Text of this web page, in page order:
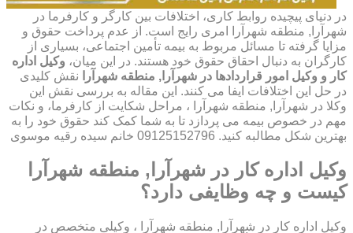
در دنیای پیچیده روابط کاری، اختلافات بین کارگر و کارفرما در
شهرآرا, منطقه شهرآرا امری رایج است. از عدم پرداخت حقوق و
مزایا گرفته تا مسائل مربوط به بیمه تأمین اجتماعی، بسیاری از
کارگران به دنبال احقاق حقوق خود هستند. در این میان، وکیل اداره
کار و وکیل امور قراردادها در شهرآرا, منطقه شهرآرا نقش کلیدی
در حل این اختلافات ایفا می کنند. این مقاله به بررسی نقش این
وکلا در شهرآرا, منطقه شهرآرا ، مراحل شکایت از کارفرما، و نکات
مهم در خصوص بیمه می پردازد تا به شما کمک کند حقوق خود را به
بهترین شکل مطالبه کنید. 09125152796 خانم سیده رقیه موسوی
وکیل اداره کار در شهرآرا, منطقه شهرآرا
کیست و چه وظایفی دارد؟
وکیل اداره کار در شهرآرا, منطقه شهرآرا ، وکیلی متخصص در